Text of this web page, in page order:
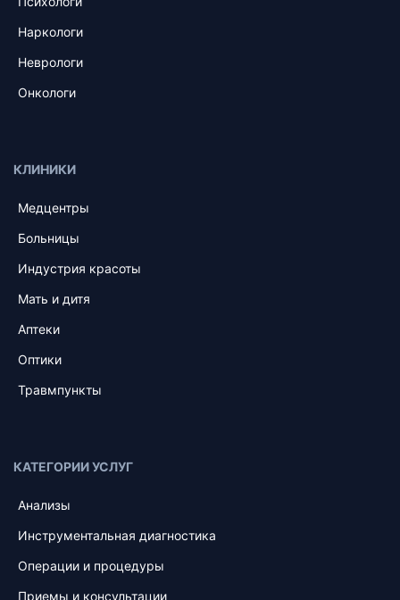
Наркологи
Неврологи
Онкологи
КЛИНИКИ
Медцентры
Больницы
Индустрия красоты
Мать и дитя
Аптеки
Оптики
Травмпункты
КАТЕГОРИИ УСЛУГ
Анализы
Инструментальная диагностика
Операции и процедуры
Приемы и консультации